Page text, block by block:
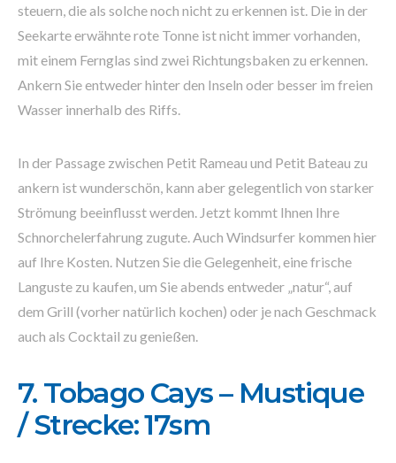
steuern, die als solche noch nicht zu erkennen ist. Die in der
Seekarte erwähnte rote Tonne ist nicht immer vorhanden,
mit einem Fernglas sind zwei Richtungsbaken zu erkennen.
Ankern Sie entweder hinter den Inseln oder besser im freien
Wasser innerhalb des Riffs.
In der Passage zwischen Petit Rameau und Petit Bateau zu
ankern ist wunderschön, kann aber gelegentlich von starker
Strömung beeinflusst werden. Jetzt kommt Ihnen Ihre
Schnorchelerfahrung zugute. Auch Windsurfer kommen hier
auf Ihre Kosten. Nutzen Sie die Gelegenheit, eine frische
Languste zu kaufen, um Sie abends entweder „natur“, auf
dem Grill (vorher natürlich kochen) oder je nach Geschmack
auch als Cocktail zu genießen.
7. Tobago Cays – Mustique
/ Strecke: 17sm